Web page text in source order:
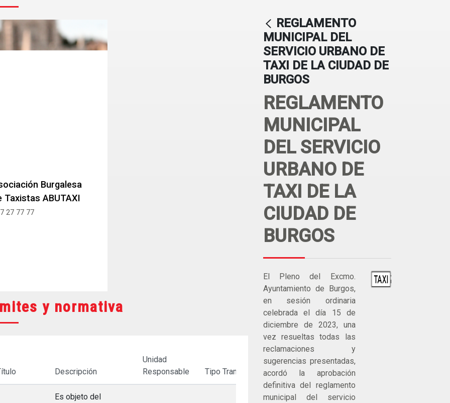
Burgalesa
Taxistas ABUTAXI
27 77 77
y normativa
Descripción
Unidad
Responsable
Tipo Tramitación
Es objeto del
REGLAMENTO
MUNICIPAL DEL
SERVICIO URBANO DE
TAXI DE LA CIUDAD DE
BURGOS
REGLAMENTO
MUNICIPAL
DEL SERVICIO
URBANO DE
TAXI DE LA
CIUDAD DE
BURGOS
El Pleno del Excmo.
Ayuntamiento de Burgos,
en sesión ordinaria
celebrada el día 15 de
diciembre de 2023, una
vez resueltas todas las
reclamaciones y
sugerencias presentadas,
acordó la aprobación
definitiva del reglamento
municipal del servicio